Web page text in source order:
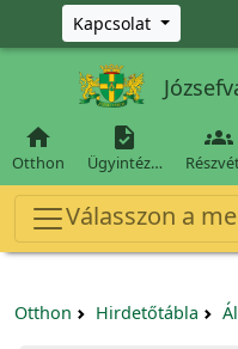
Ugrás a fő tartalomra
Kapcsolat

Otthon

Ügyintéz…

Válasszon a
Otthon Hirdetőtábla